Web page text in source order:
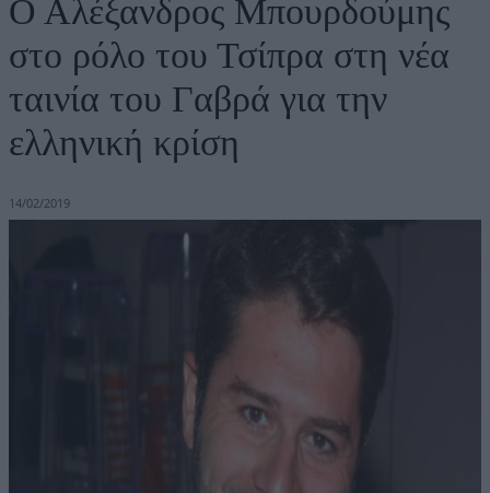
Ο Αλέξανδρος Μπουρδούμης
στο ρόλο του Τσίπρα στη νέα
ταινία του Γαβρά για την
ελληνική κρίση
14/02/2019